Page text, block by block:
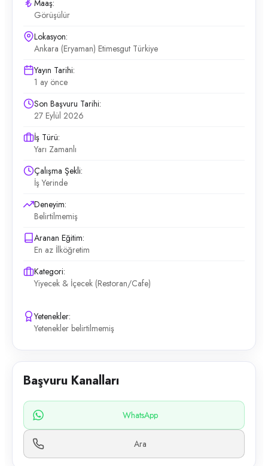
Maaş:
Görüşülür
Lokasyon:
Ankara (Eryaman) Etimesgut Türkiye
Yayın Tarihi:
1 ay önce
Son Başvuru Tarihi:
27 Eylül 2026
İş Türü:
Yarı Zamanlı
Çalışma Şekli:
İş Yerinde
Deneyim:
Belirtilmemiş
Aranan Eğitim:
En az İlköğretim
Kategori:
Yiyecek & İçecek (Restoran/Cafe)
Yetenekler:
Yetenekler belirtilmemiş
Başvuru Kanalları
WhatsApp
Ara